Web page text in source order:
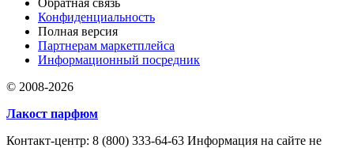
Конфиденциальность
Полная версия
Партнерам маркетплейса
Информационный посредник
© 2008-2026
Лакост парфюм
Контакт-центр: 8 (800) 333-64-63 Информация на сайте не